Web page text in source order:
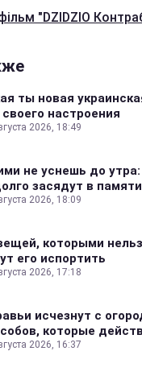
"DZIDZIO
ты новая
своего настроения
2026, 18:49
не уснешь до
засядут в памяти
2026, 18:09
которыми
его испортить
2026, 17:18
исчезнут с
которые
2026, 16:37